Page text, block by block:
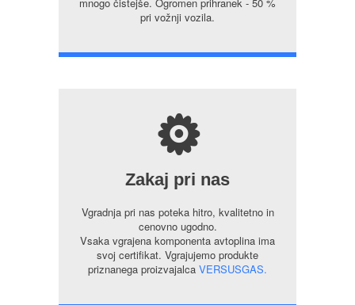
pri vožnji vozila.
s
Zakaj pri nas
Vgradnja pri nas poteka hitro, kvalitetno in
cenovno ugodno.
Vsaka vgrajena komponenta avtoplina ima
svoj certifikat. Vgrajujemo produkte
priznanega proizvajalca VERSUSGAS.